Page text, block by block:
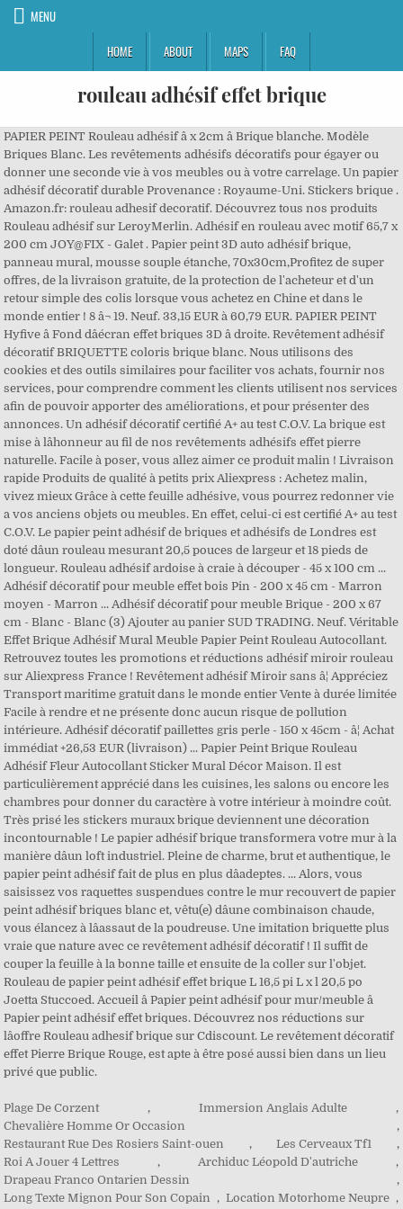
MENU
HOME
ABOUT MAPS FAQ
rouleau adhésif effet brique
PAPIER PEINT Rouleau adhésif â x 2cm â Brique blanche. Modèle
Briques Blanc. Les revêtements adhésifs décoratifs pour égayer ou
donner une seconde vie à vos meubles ou à votre carrelage. Un papier
adhésif décoratif durable Provenance : Royaume-Uni. Stickers brique .
Amazon.fr: rouleau adhesif decoratif. Découvrez tous nos produits
Rouleau adhésif sur LeroyMerlin. Adhésif en rouleau avec motif 65,7 x
200 cm JOY@FIX - Galet . Papier peint 3D auto adhésif brique,
panneau mural, mousse souple étanche, 70x30cm,Profitez de super
offres, de la livraison gratuite, de la protection de l'acheteur et d'un
retour simple des colis lorsque vous achetez en Chine et dans le
monde entier ! 8 â¬ 19. Neuf. 33,15 EUR à 60,79 EUR. PAPIER PEINT
Hyfive â Fond dâécran effet briques 3D â droite. Revêtement adhésif
décoratif BRIQUETTE coloris brique blanc. Nous utilisons des
cookies et des outils similaires pour faciliter vos achats, fournir nos
services, pour comprendre comment les clients utilisent nos services
afin de pouvoir apporter des améliorations, et pour présenter des
annonces. Un adhésif décoratif certifié A+ au test C.O.V. La brique est
mise à lâhonneur au fil de nos revêtements adhésifs effet pierre
naturelle. Facile à poser, vous allez aimer ce produit malin ! Livraison
rapide Produits de qualité à petits prix Aliexpress : Achetez malin,
vivez mieux Grâce à cette feuille adhésive, vous pourrez redonner vie
a vos anciens objets ou meubles. En effet, celui-ci est certifié A+ au test
C.O.V. Le papier peint adhésif de briques et adhésifs de Londres est
doté dâun rouleau mesurant 20,5 pouces de largeur et 18 pieds de
longueur. Rouleau adhésif ardoise à craie à découper - 45 x 100 cm ...
Adhésif décoratif pour meuble effet bois Pin - 200 x 45 cm - Marron
moyen - Marron ... Adhésif décoratif pour meuble Brique - 200 x 67
cm - Blanc - Blanc (3) Ajouter au panier SUD TRADING. Neuf. Véritable
Effet Brique Adhésif Mural Meuble Papier Peint Rouleau Autocollant.
Retrouvez toutes les promotions et réductions adhésif miroir rouleau
sur Aliexpress France ! Revêtement adhésif Miroir sans â¦ Appréciez
Transport maritime gratuit dans le monde entier Vente à durée limitée
Facile à rendre et ne présente donc aucun risque de pollution
intérieure. Adhésif décoratif paillettes gris perle - 150 x 45cm - â¦ Achat
immédiat +26,53 EUR (livraison) ... Papier Peint Brique Rouleau
Adhésif Fleur Autocollant Sticker Mural Décor Maison. Il est
particulièrement apprécié dans les cuisines, les salons ou encore les
chambres pour donner du caractère à votre intérieur à moindre coût.
Très prisé les stickers muraux brique deviennent une décoration
incontournable ! Le papier adhésif brique transformera votre mur à la
manière dâun loft industriel. Pleine de charme, brut et authentique, le
papier peint adhésif fait de plus en plus dâadeptes. ... Alors, vous
saisissez vos raquettes suspendues contre le mur recouvert de papier
peint adhésif briques blanc et, vêtu(e) dâune combinaison chaude,
vous élancez à lâassaut de la poudreuse. Une imitation briquette plus
vraie que nature avec ce revêtement adhésif décoratif ! Il suffit de
couper la feuille à la bonne taille et ensuite de la coller sur l'objet.
Rouleau de papier peint adhésif effet brique L 16,5 pi L x l 20,5 po
Joetta Stuccoed. Accueil â Papier peint adhésif pour mur/meuble â
Papier peint adhésif effet briques. Découvrez nos réductions sur
lâoffre Rouleau adhesif brique sur Cdiscount. Le revêtement décoratif
effet Pierre Brique Rouge, est apte à être posé aussi bien dans un lieu
privé que public.
Plage De Corzent , Immersion Anglais Adulte
,
Chevalière Homme Or Occasion
,
Restaurant Rue Des Rosiers Saint-ouen
, Les Cerveaux Tf1
,
Roi A Jouer 4 Lettres
, Archiduc Léopold D'autriche
,
Drapeau Franco Ontarien Dessin
,
Long Texte Mignon Pour Son Copain , Location Motorhome Neupre ,